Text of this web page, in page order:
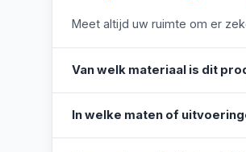
Meet altijd uw ruimte om er
Van welk materiaal is dit
In welke maten of